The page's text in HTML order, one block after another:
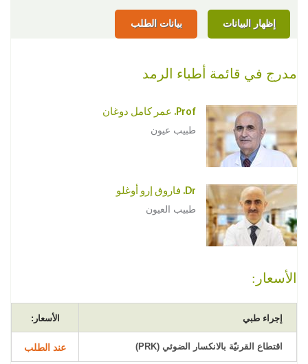
إظهار البيانات بيانات الطلب
مدرج في قائمة أطباء الرمد
Prof. عمر كامل دوغان
طبيب عيون
Dr. فاروق إرو أوغلو
طبيب العيون
الأسعار:
إجراء طبي الأسعار:
اقتطاع القرنيّة بالانكسار الضوئي (PRK) عند الطلب